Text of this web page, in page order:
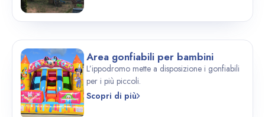
Area gonfiabili per bambini
L’ippodromo mette a disposizione i gonfiabili
per i più piccoli.
Scopri di più